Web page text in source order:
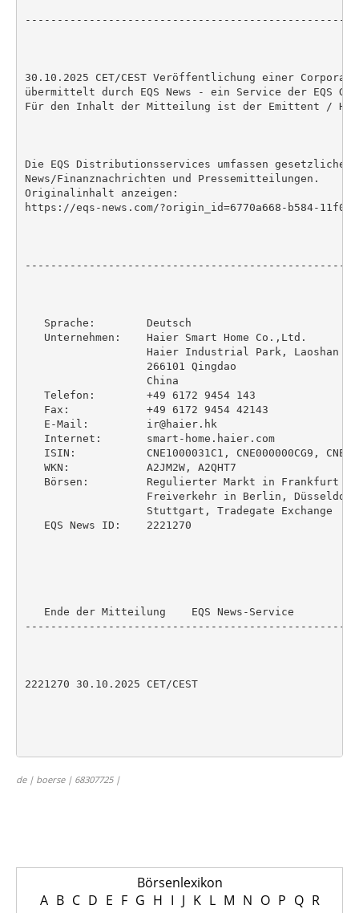
30.10.2025 CET/CEST Veröffentlichung einer
übermittelt durch EQS News - ein Service der EQS
Für den Inhalt der Mitteilung ist der Emittent /
Die EQS Distributionsservices umfassen gesetzliche
News/Finanznachrichten und Pressemitteilungen.
Originalinhalt anzeigen:
https://eqs-news.com/?origin_id=6770a668-b584-11f0-
   Sprache:        Deutsch
   Unternehmen:    Haier Smart Home Co.,Ltd.
Haier Industrial Park, Laoshan
                   266101 Qingdao
                   China
   Telefon:        +49 6172 9454 143
   Fax:            +49 6172 9454 42143
   E-Mail:         ir@haier.hk
   Internet:       smart-home.haier.com
ISIN:           CNE1000031C1, CNE000000CG9,
   WKN:            A2JM2W, A2QHT7
Börsen:         Regulierter Markt in Frankfurt
Freiverkehr in Berlin,
                   Stuttgart, Tradegate Exchange
   EQS News ID:    2221270
   Ende der Mitteilung    EQS News-Service
2221270 30.10.2025 CET/CEST
de | boerse | 68307725 |
Börsenlexikon
A B C D E F G H I J K L M N O P Q R